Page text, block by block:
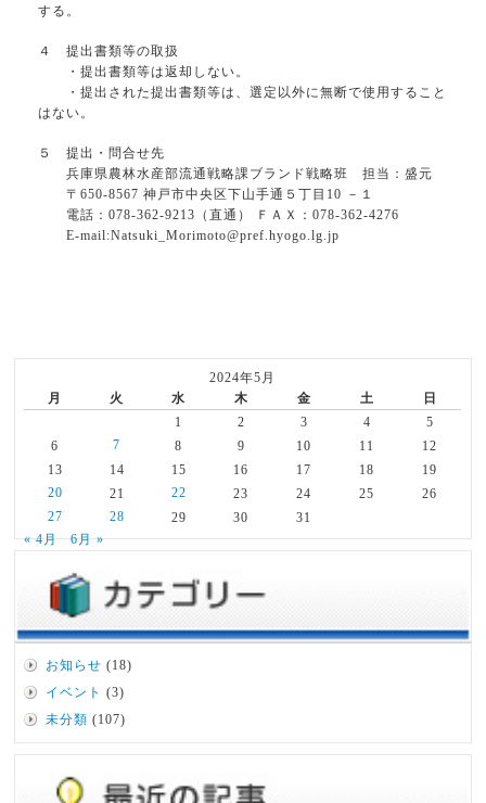
する。
４ 提出書類等の取扱
・提出書類等は返却しない。
・提出された提出書類等は、選定以外に無断で使用すること
はない。
５ 提出・問合せ先
兵庫県農林水産部流通戦略課ブランド戦略班 担当：盛元
〒650-8567 神戸市中央区下山手通５丁目10 －１
電話：078-362-9213（直通） ＦＡＸ：078-362-4276
E-mail:Natsuki_Morimoto@pref.hyogo.lg.jp
2024年5月
月
火 水 木 金 土
日
1
2 3 4
5
6
7 8 9 10 11
12
13
14 15 16 17 18
19
20
21 22 23 24 25
26
27
28 29 30
31
« 4月
6月 »
お知らせ (18)
イベント (3)
未分類 (107)